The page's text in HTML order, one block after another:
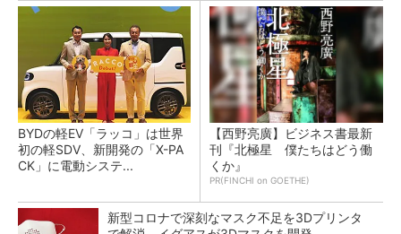
BYDの軽EV「ラッコ」は世界
初の軽SDV、新開発の「X-PA
CK」に電動システ...
【西野亮廣】ビジネス書最新
刊『北極星 僕たちはどう働
くか』
PR(FINCHI on GOETHE)
新型コロナで深刻なマスク不足を3Dプリンタ